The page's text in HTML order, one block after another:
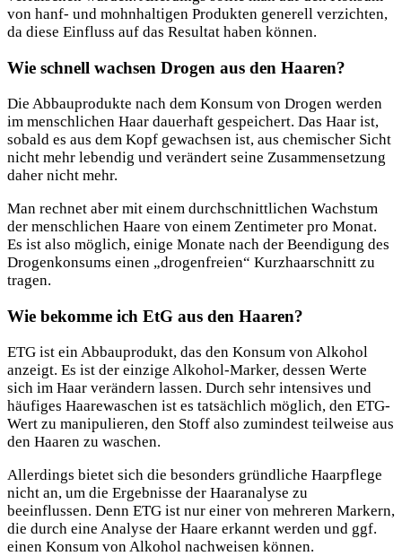
von hanf- und mohnhaltigen Produkten generell verzichten,
da diese Einfluss auf das Resultat haben können.
Wie schnell wachsen Drogen aus den Haaren?
Die Abbauprodukte nach dem Konsum von Drogen werden
im menschlichen Haar dauerhaft gespeichert. Das Haar ist,
sobald es aus dem Kopf gewachsen ist, aus chemischer Sicht
nicht mehr lebendig und verändert seine Zusammensetzung
daher nicht mehr.
Man rechnet aber mit einem durchschnittlichen Wachstum
der menschlichen Haare von einem Zentimeter pro Monat.
Es ist also möglich, einige Monate nach der Beendigung des
Drogenkonsums einen „drogenfreien“ Kurzhaarschnitt zu
tragen.
Wie bekomme ich EtG aus den Haaren?
ETG ist ein Abbauprodukt, das den Konsum von Alkohol
anzeigt. Es ist der einzige Alkohol-Marker, dessen Werte
sich im Haar verändern lassen. Durch sehr intensives und
häufiges Haarewaschen ist es tatsächlich möglich, den ETG-
Wert zu manipulieren, den Stoff also zumindest teilweise aus
den Haaren zu waschen.
Allerdings bietet sich die besonders gründliche Haarpflege
nicht an, um die Ergebnisse der Haaranalyse zu
beeinflussen. Denn ETG ist nur einer von mehreren Markern,
die durch eine Analyse der Haare erkannt werden und ggf.
einen Konsum von Alkohol nachweisen können.